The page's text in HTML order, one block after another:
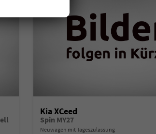
Kia XCeed
Spin MY27
Neuwagen mit Tageszulassung